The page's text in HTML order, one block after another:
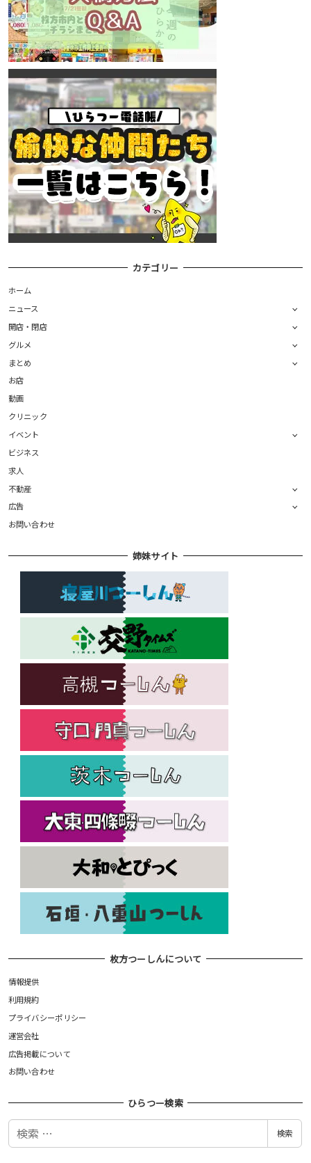
カテゴリー
ホーム
ニュース
開店・閉店
グルメ
まとめ
お店
動画
クリニック
イベント
ビジネス
求人
不動産
広告
お問い合わせ
姉妹サイト
枚方つーしんについて
情報提供
利用規約
プライバシーポリシー
運営会社
広告掲載について
お問い合わせ
ひらつー検索
検
検索